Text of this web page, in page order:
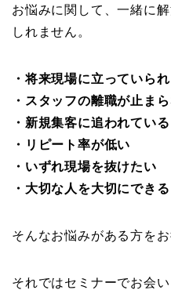
お悩みに関して、一緒に
しれません。
・将来現場に立っていら
・スタッフの離職が止ま
・新規集客に追われている
・リピート率が低い
・いずれ現場を抜けたい
・大切な人を大切にでき
そんなお悩みがある方を
それではセミナーでお会い